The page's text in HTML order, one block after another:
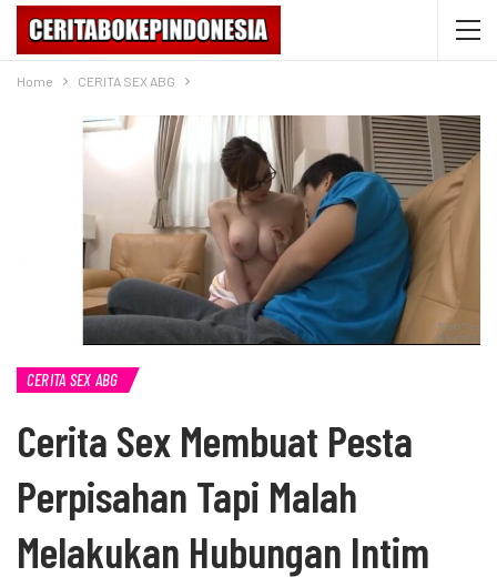
Home CERITA SEX ABG
CERITA SEX ABG
Cerita Sex Membuat Pesta
Perpisahan Tapi Malah
Melakukan Hubungan Intim